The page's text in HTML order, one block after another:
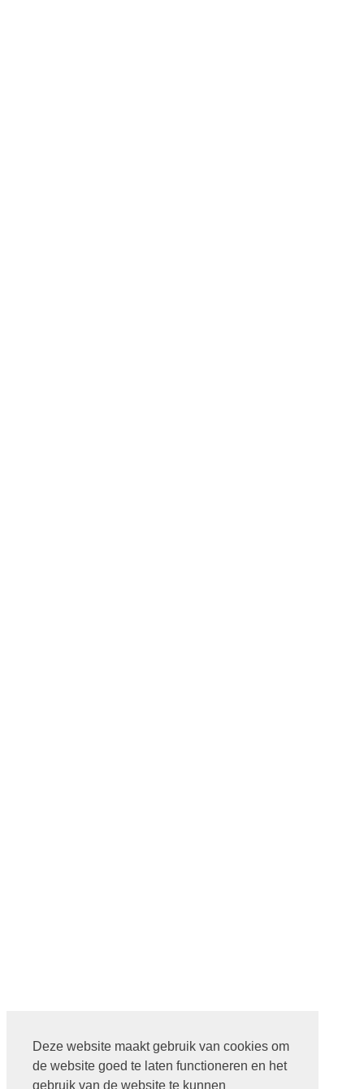
Deze website maakt gebruik van cookies om
de website goed te laten functioneren en het
gebruik van de website te kunnen